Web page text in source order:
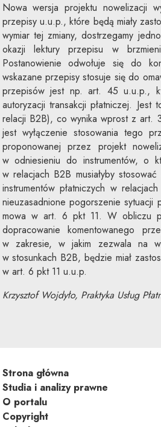
Nowa wersja projektu nowelizacji
przepisy u.u.p., które będą miały
wymiar tej zmiany, dostrzegamy
okazji lektury przepisu w
Postanowienie odwołuje się do
wskazane przepisy stosuje się do
przepisów jest np. art. 45 u.u.p.,
autoryzacji transakcji płatniczej.
relacji B2B), co wynika wprost z art.
jest wyłączenie stosowania tego
proponowanej przez projekt
w odniesieniu do instrumentów, o
w relacjach B2B musiałyby
instrumentów płatniczych w
nieuzasadnione pogorszenie sytuacji
mowa w art. 6 pkt 11. W obliczu
dopracowanie komentowanego
w zakresie, w jakim zezwala na
w stosunkach B2B, będzie miał
w art. 6 pkt 11 u.u.p.
Krzysztof Wojdyło, Praktyka Usług
Strona główna
Studia i analizy prawne
O portalu
Copyright